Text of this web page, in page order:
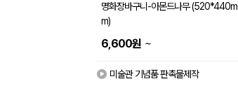
명화장바구니-아몬드나무 (520*440m
m)
6,600원 ~
미술관 기념품 판촉물제작